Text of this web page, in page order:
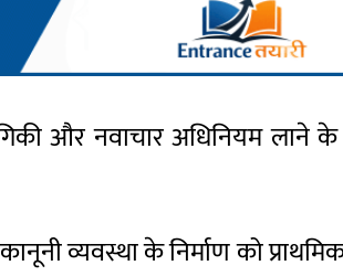
और नवाचार अधिनियम
व्यवस्था के निर्माण को